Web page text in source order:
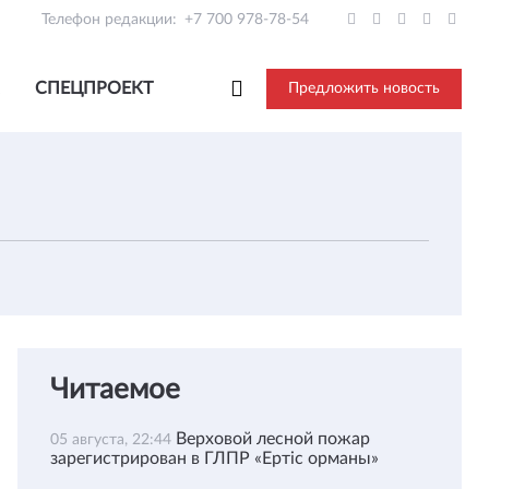
Телефон редакции: +7 700 978-78-54
СПЕЦПРОЕКТ Предложить новость
Читаемое
05 августа, 22:44 Верховой лесной пожар
зарегистрирован в ГЛПР «Ертіс орманы»